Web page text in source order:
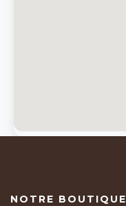
NOTRE BOUTIQUE